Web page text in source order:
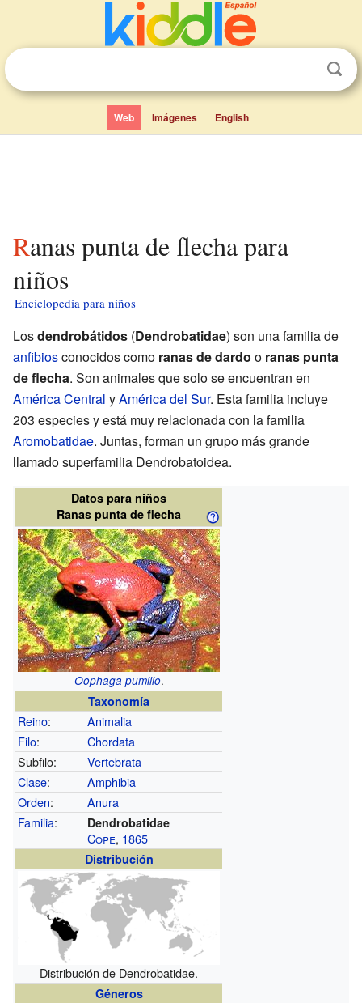
Web Imágenes English
Ranas punta de flecha para
niños
Enciclopedia para niños
Losdendrobátidos (Dendrobatidae) son una familia de
anfibiosconocidos como ranas de dardo o ranas punta
de flecha. Son animales que solo se encuentran en
América Central yAmérica del Sur. Esta familia incluye
203 especies y está muy relacionada con la familia
Aromobatidae. Juntas, forman un grupo más grande
llamado superfamilia Dendrobatoidea.
Datos para niños
Ranas punta de flecha
Oophaga pumilio.
Taxonomía
Reino:
Animalia
Filo:
Chordata
Subfilo:
Vertebrata
Clase:
Amphibia
Orden:
Anura
Familia: Dendrobatidae
Cope, 1865
Distribución
Distribución de Dendrobatidae.
Géneros